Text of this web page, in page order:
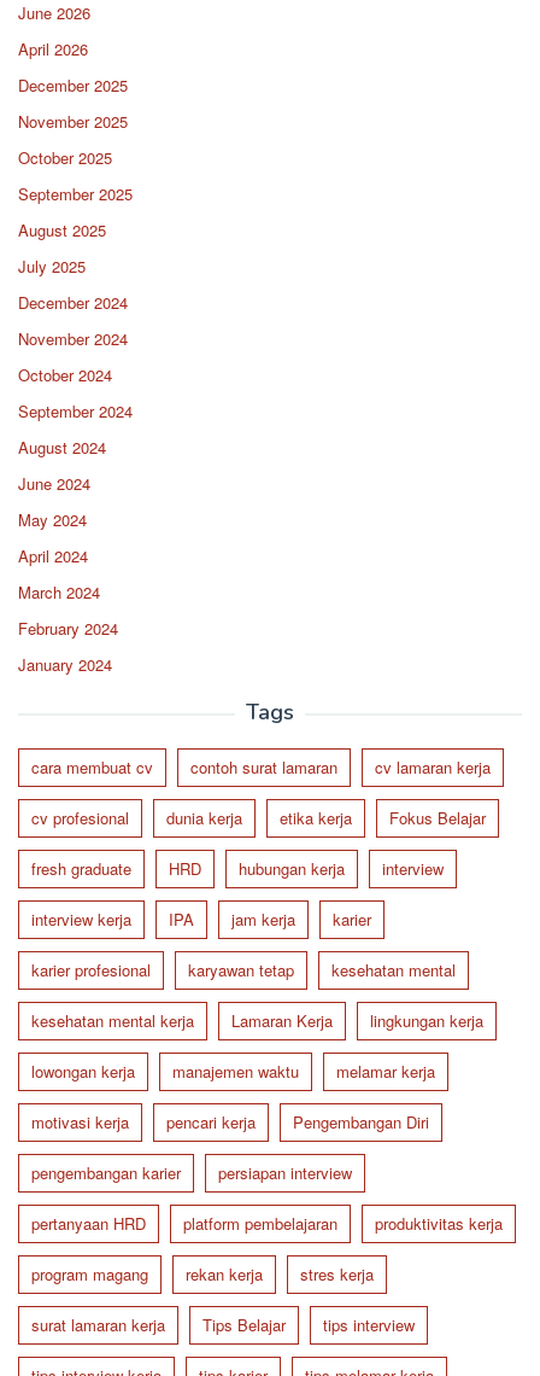
June 2026
April 2026
December 2025
November 2025
October 2025
September 2025
August 2025
July 2025
December 2024
November 2024
October 2024
September 2024
August 2024
June 2024
May 2024
April 2024
March 2024
February 2024
January 2024
Tags
cara membuat cv contoh surat lamaran cv lamaran kerja
cv profesional dunia kerja etika kerja Fokus Belajar
fresh graduate HRD hubungan kerja interview
interview kerja IPA jam kerja karier
karier profesional karyawan tetap kesehatan mental
kesehatan mental kerja Lamaran Kerja lingkungan kerja
lowongan kerja manajemen waktu melamar kerja
motivasi kerja pencari kerja Pengembangan Diri
pengembangan karier persiapan interview
pertanyaan HRD platform pembelajaran produktivitas kerja
program magang rekan kerja stres kerja
surat lamaran kerja Tips Belajar tips interview